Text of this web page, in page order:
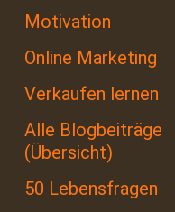
Motivation
Online Marketing
Verkaufen lernen
Alle Blogbeiträge
(Übersicht)
50 Lebensfragen